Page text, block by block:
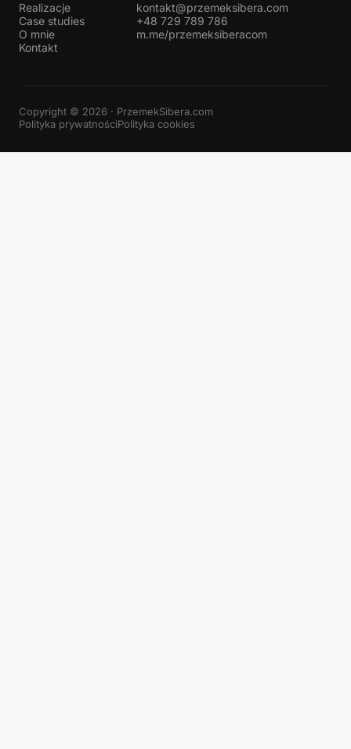
Realizacje
Case studies
O mnie
Kontakt
kontakt@przemeksibera.com
+48 729 789 786
m.me/przemeksiberacom
Copyright © 2026 · PrzemekSibera.com
Polityka prywatnościPolityka cookies